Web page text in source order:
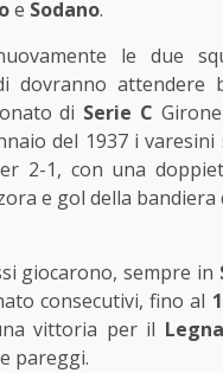
e Sodano.
le due
dovranno attendere
di Serie C
del 1937 i varesini
2-1, con una
e gol della bandiera
giocarono, sempre in
consecutivi, fino al
vittoria per il
pareggi.